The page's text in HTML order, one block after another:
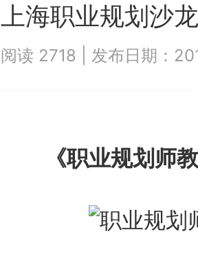
上海职业规划沙
阅读 2718 发布日期：
《职业规划师教